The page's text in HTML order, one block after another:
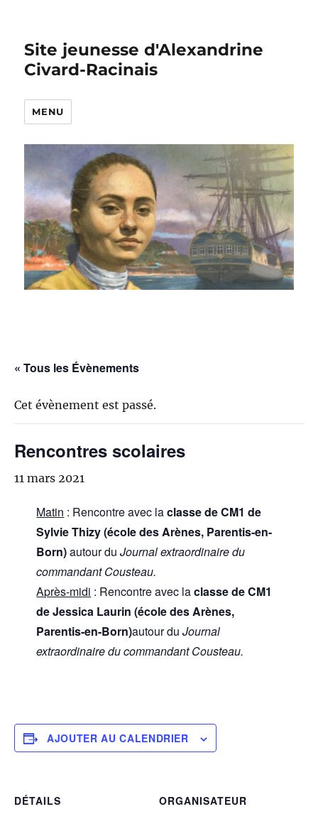
Site jeunesse d'Alexandrine
Civard-Racinais
MENU
« Tous les Évènements
Cet évènement est passé.
Rencontres scolaires
11 mars 2021
Matin : Rencontre avec laclasse de CM1 de
Sylvie Thizy (école des Arènes, Parentis-en-
Born)autour duJournal extraordinaire du
commandant Cousteau.
Après-midi : Rencontre avec laclasse de CM1
de Jessica Laurin (école des Arènes,
Parentis-en-Born)autour duJournal
extraordinaire du commandant Cousteau.
AJOUTER AU CALENDRIER
DÉTAILS
ORGANISATEUR